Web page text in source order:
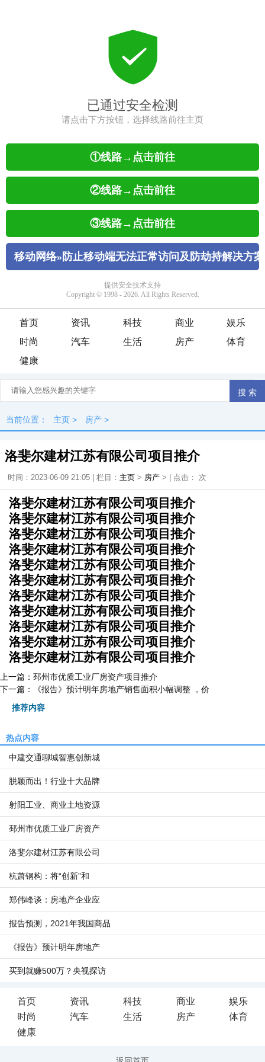
首页 资讯 科技 商业
娱乐
时尚
汽车 生活 房产
体育
健康
当前位置： 主页 > 房产 >
洛斐尔建材江苏有限公司项目推介
时间：2023-06-09 21:05 | 栏目： 主页 > 房产 > | 点击： 次
洛斐尔建材江苏有限公司项目推介
洛斐尔建材江苏有限公司项目推介
洛斐尔建材江苏有限公司项目推介
洛斐尔建材江苏有限公司项目推介
洛斐尔建材江苏有限公司项目推介
洛斐尔建材江苏有限公司项目推介
洛斐尔建材江苏有限公司项目推介
洛斐尔建材江苏有限公司项目推介
洛斐尔建材江苏有限公司项目推介
洛斐尔建材江苏有限公司项目推介
洛斐尔建材江苏有限公司项目推介
上一篇： 邳州市优质工业厂房资产项目推介
下一篇：
《报告》预计明年房地产销售面积小幅调整 ，价
推荐内容
热点内容
中建交通聊城智惠创新城
脱颖而出！行业十大品牌
射阳工业、商业土地资源
邳州市优质工业厂房资产
洛斐尔建材江苏有限公司
杭萧钢构：将“创新”和
郑伟峰谈：房地产企业应
报告预测，2021年我国商品
《报告》预计明年房地产
买到就赚500万？央视探访
首页 资讯 科技 商业
娱乐
时尚
汽车 生活 房产
体育
健康